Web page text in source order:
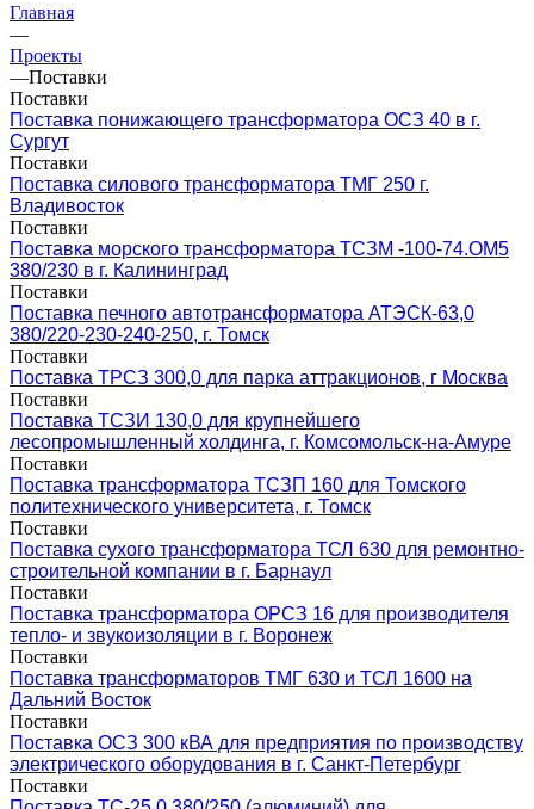
Главная
—
Проекты
—Поставки
Поставки
Поставка понижающего трансформатора ОСЗ 40 в г.
Сургут
Поставки
Поставка силового трансформатора ТМГ 250 г.
Владивосток
Поставки
Поставка морского трансформатора ТСЗМ -100-74.ОМ5
380/230 в г. Калининград
Поставки
Поставка печного автотрансформатора АТЭСК-63,0
380/220-230-240-250, г. Томск
Поставки
Поставка ТРСЗ 300,0 для парка аттракционов, г Москва
Поставки
Поставка ТСЗИ 130,0 для крупнейшего
лесопромышленный холдинга, г. Комсомольск-на-Амуре
Поставки
Поставка трансформатора ТСЗП 160 для Томского
политехнического университета, г. Томск
Поставки
Поставка сухого трансформатора ТСЛ 630 для ремонтно-
строительной компании в г. Барнаул
Поставки
Поставка трансформатора ОРСЗ 16 для производителя
тепло- и звукоизоляции в г. Воронеж
Поставки
Поставка трансформаторов ТМГ 630 и ТСЛ 1600 на
Дальний Восток
Поставки
Поставка ОСЗ 300 кВА для предприятия по производству
электрического оборудования в г. Санкт-Петербург
Поставки